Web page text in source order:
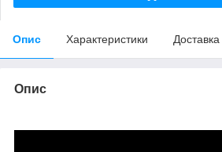
Опис Характеристики Доставка
Опис